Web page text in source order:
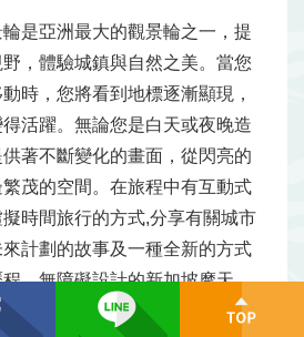
是亞洲最大的觀景輪之一，提
，體驗城鎮與自然之美。當您
時，您將看到地標逐漸顯現，
活躍。無論您是白天或夜晚造
著不斷變化的畫面，從閃亮的
茂的空間。在旅程中有互動式
時間旅行的方式,分享有關城市
計劃的故事及一種全新的方式
。無障礙設計的新加坡摩天
穩，輪椅可直接進入，可輕鬆